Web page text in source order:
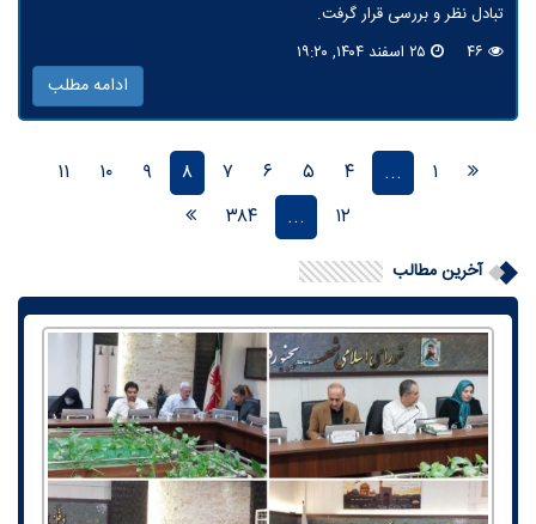
تبادل نظر و بررسی قرار گرفت.
ادامه مطلب
۱ ... ۴ ۵ ۶ ۷ ۸ ۹ ۱۰
۱۱
۱۲
... ۳۸۴
آخرین مطالب